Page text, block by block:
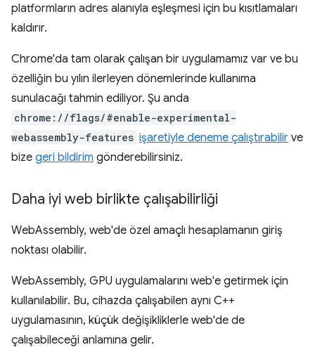
platformların adres alanıyla eşleşmesi için bu kısıtlamaları
kaldırır.
Chrome'da tam olarak çalışan bir uygulamamız var ve bu
özelliğin bu yılın ilerleyen dönemlerinde kullanıma
sunulacağı tahmin ediliyor. Şu anda
chrome://flags/#enable-experimental-
webassembly-features işaretiyle deneme çalıştırabilir ve
bize geri bildirim gönderebilirsiniz.
Daha iyi web birlikte çalışabilirliği
WebAssembly, web'de özel amaçlı hesaplamanın giriş
noktası olabilir.
WebAssembly, GPU uygulamalarını web'e getirmek için
kullanılabilir. Bu, cihazda çalışabilen aynı C++
uygulamasının, küçük değişikliklerle web'de de
çalışabileceği anlamına gelir.